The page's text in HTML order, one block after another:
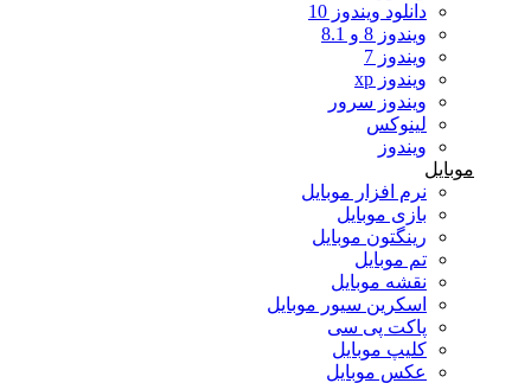
دانلود ویندوز 10
ویندوز 8 و 8.1
ویندوز 7
ویندوز xp
ویندوز سرور
لینوکس
ویندوز
موبایل
نرم افزار موبایل
بازی موبایل
رینگتون موبایل
تم موبایل
نقشه موبایل
اسکرین سیور موبایل
پاکت پی سی
کلیپ موبایل
عکس موبایل